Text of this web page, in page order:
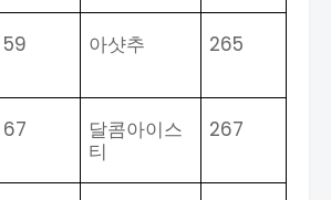
59 아샷추 265
67
달콤아이스
티
267